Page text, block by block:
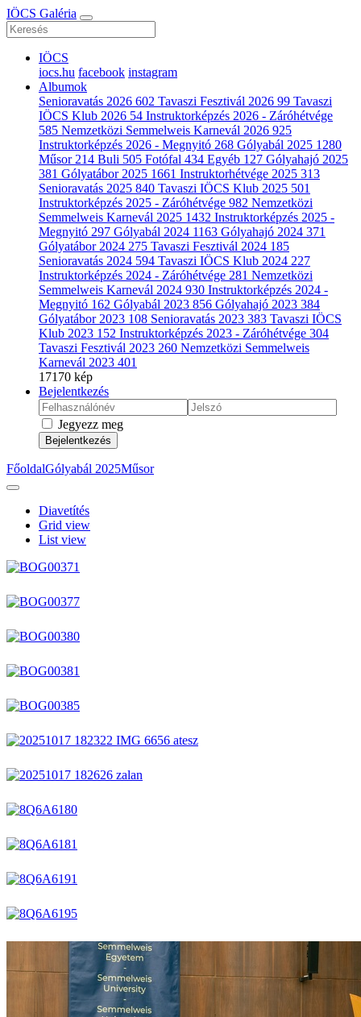
IÖCS Galéria
IÖCS
iocs.hu facebook instagram
Albumok
Senioravatás 2026 602 Tavaszi Fesztivál 2026 99 Tavaszi
IÖCS Klub 2026 54 Instruktorképzés 2026 - Záróhétvége
585 Nemzetközi Semmelweis Karnevál 2026 925
Instruktorképzés 2026 - Megnyitó 268 Gólyabál 2025 1280
Műsor 214 Buli 505 Fotófal 434 Egyéb 127 Gólyahajó 2025
381 Gólyatábor 2025 1661 Instruktorhétvége 2025 313
Senioravatás 2025 840 Tavaszi IÖCS Klub 2025 501
Instruktorképzés 2025 - Záróhétvége 982 Nemzetközi
Semmelweis Karnevál 2025 1432 Instruktorképzés 2025 -
Megnyitó 297 Gólyabál 2024 1163 Gólyahajó 2024 371
Gólyatábor 2024 275 Tavaszi Fesztivál 2024 185
Senioravatás 2024 594 Tavaszi IÖCS Klub 2024 227
Instruktorképzés 2024 - Záróhétvége 281 Nemzetközi
Semmelweis Karnevál 2024 930 Instruktorképzés 2024 -
Megnyitó 162 Gólyabál 2023 856 Gólyahajó 2023 384
Gólyatábor 2023 108 Senioravatás 2023 383 Tavaszi IÖCS
Klub 2023 152 Instruktorképzés 2023 - Záróhétvége 304
Tavaszi Fesztivál 2023 260 Nemzetközi Semmelweis
Karnevál 2023 401
17170 kép
Bejelentkezés
Jegyezz meg
Bejelentkezés
FőoldalGólyabál 2025Műsor
Diavetítés
Grid view
List view